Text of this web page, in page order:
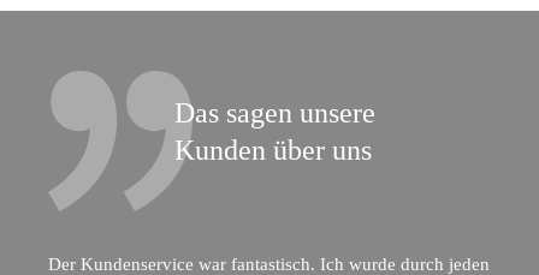
Das sagen unsere
Kunden über uns
Der Kundenservice war fantastisch. Ich wurde durch jeden